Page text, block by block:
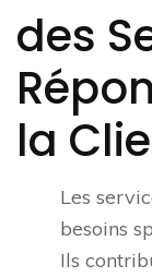
des
la
Les
besoins
Ils